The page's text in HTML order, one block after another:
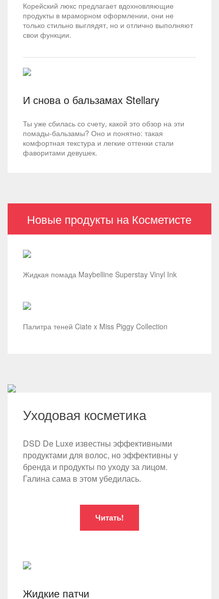
Корейский люкс предлагает вдохновляющие
продукты в мраморном оформлении, они не
только стильно выглядят, но и отлично выполняют
свои функции.
И снова о бальзамах Stellary
Ты уже сбилась со счету, какой это обзор на эти
помады-бальзамы? Оно и понятно: такая
комфортная текстура и легкие оттенки стали
фаворитами девушек.
Новые продукты на Косметисте
Жидкая помада Maybelline Superstay Vinyl Ink
Палитра теней Ciate x Miss Piggy Collection
Уходовая косметика
DSD De Luxe известны эффективными
продуктами для волос, но эффективны у
бренда и продукты по уходу за лицом.
Галина сама в этом убедилась.
Читать!
Жидкие патчи